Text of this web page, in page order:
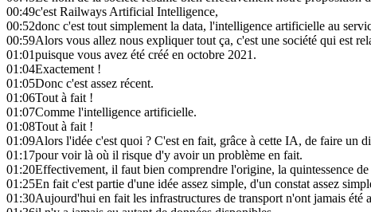
00:49c'est Railways Artificial Intelligence,
00:52donc c'est tout simplement la data, l'intelligence artificielle au
00:59Alors vous allez nous expliquer tout ça, c'est une société qui est
01:01puisque vous avez été créé en octobre 2021.
01:04Exactement !
01:05Donc c'est assez récent.
01:06Tout à fait !
01:07Comme l'intelligence artificielle.
01:08Tout à fait !
01:09Alors l'idée c'est quoi ? C'est en fait, grâce à cette IA, de faire un
01:17pour voir là où il risque d'y avoir un problème en fait.
01:20Effectivement, il faut bien comprendre l'origine, la quintessence de
01:25En fait c'est partie d'une idée assez simple, d'un constat assez
01:30Aujourd'hui en fait les infrastructures de transport n'ont jamais été